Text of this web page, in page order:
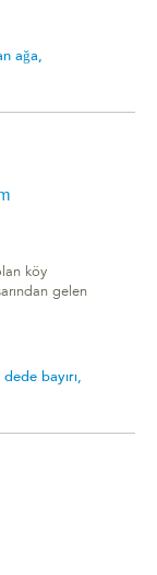
ağa,
köy
gelen
dede bayırı,